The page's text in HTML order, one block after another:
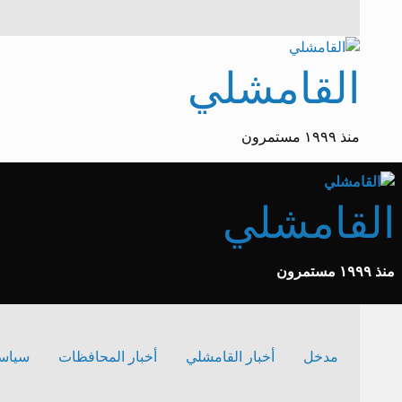
المحتوى
القامشلي
منذ ١٩٩٩ مستمرون
القامشلي
منذ ١٩٩٩ مستمرون
مدخل أخبار القامشلي أخبار المحافظات